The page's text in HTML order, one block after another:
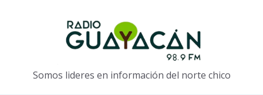
Somos lideres en información del norte chico